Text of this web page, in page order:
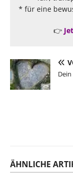
* für eine
👉
ÄHNLICHE